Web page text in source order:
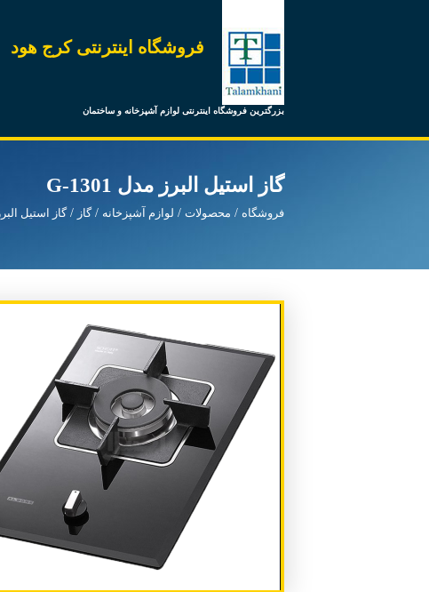
فروشگاه اینترنتی کرج هود
بزرگترین فروشگاه اینترنتی لوازم آشپزخانه و ساختمان
گاز استیل البرز مدل G-1301
فروشگاه محصولات لوازم آشپزخانه گاز گاز استیل البرز